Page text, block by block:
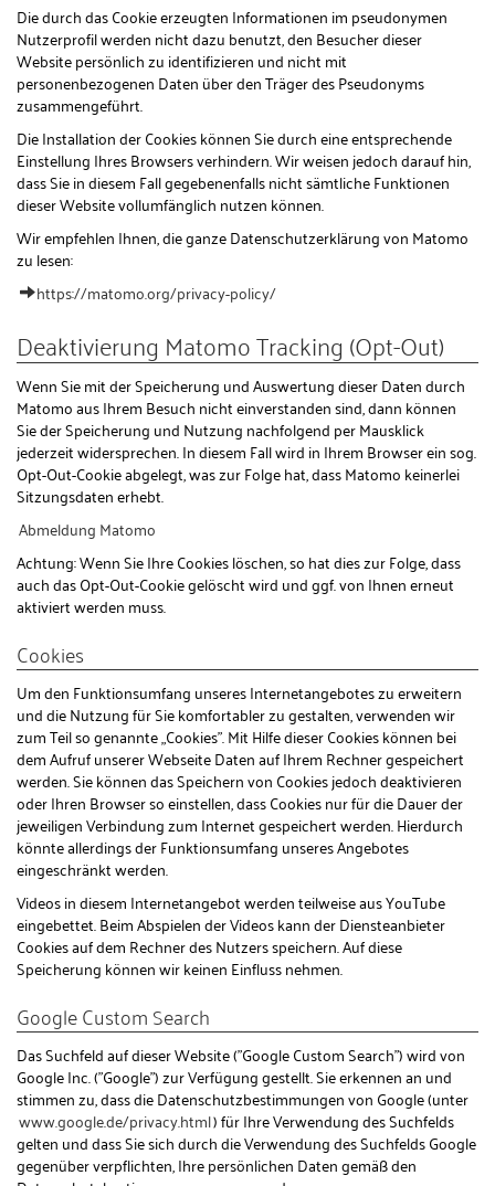
Die durch das Cookie erzeugten Informationen im pseudonymen
Nutzerprofil werden nicht dazu benutzt, den Besucher dieser
Website persönlich zu identifizieren und nicht mit
personenbezogenen Daten über den Träger des Pseudonyms
zusammengeführt.
Die Installation der Cookies können Sie durch eine entsprechende
Einstellung Ihres Browsers verhindern. Wir weisen jedoch darauf hin,
dass Sie in diesem Fall gegebenenfalls nicht sämtliche Funktionen
dieser Website vollumfänglich nutzen können.
Wir empfehlen Ihnen, die ganze Datenschutzerklärung von Matomo
zu lesen:
https://matomo.org/privacy-policy/
Deaktivierung Matomo Tracking (Opt-Out)
Wenn Sie mit der Speicherung und Auswertung dieser Daten durch
Matomo aus Ihrem Besuch nicht einverstanden sind, dann können
Sie der Speicherung und Nutzung nachfolgend per Mausklick
jederzeit widersprechen. In diesem Fall wird in Ihrem Browser ein sog.
Opt-Out-Cookie abgelegt, was zur Folge hat, dass Matomo keinerlei
Sitzungsdaten erhebt.
Abmeldung Matomo
Achtung: Wenn Sie Ihre Cookies löschen, so hat dies zur Folge, dass
auch das Opt-Out-Cookie gelöscht wird und ggf. von Ihnen erneut
aktiviert werden muss.
Cookies
Um den Funktionsumfang unseres Internetangebotes zu erweitern
und die Nutzung für Sie komfortabler zu gestalten, verwenden wir
zum Teil so genannte „Cookies". Mit Hilfe dieser Cookies können bei
dem Aufruf unserer Webseite Daten auf Ihrem Rechner gespeichert
werden. Sie können das Speichern von Cookies jedoch deaktivieren
oder Ihren Browser so einstellen, dass Cookies nur für die Dauer der
jeweiligen Verbindung zum Internet gespeichert werden. Hierdurch
könnte allerdings der Funktionsumfang unseres Angebotes
eingeschränkt werden.
Videos in diesem Internetangebot werden teilweise aus YouTube
eingebettet. Beim Abspielen der Videos kann der Diensteanbieter
Cookies auf dem Rechner des Nutzers speichern. Auf diese
Speicherung können wir keinen Einfluss nehmen.
Google Custom Search
Das Suchfeld auf dieser Website ("Google Custom Search") wird von
Google Inc. ("Google") zur Verfügung gestellt. Sie erkennen an und
stimmen zu, dass die Datenschutzbestimmungen von Google (unter
www.google.de/privacy.html) für Ihre Verwendung des Suchfelds
gelten und dass Sie sich durch die Verwendung des Suchfelds Google
gegenüber verpflichten, Ihre persönlichen Daten gemäß den